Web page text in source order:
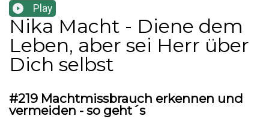
Play
Nika Macht - Diene dem
Leben, aber sei Herr über
Dich selbst
#219 Machtmissbrauch erkennen und
vermeiden - so geht´s